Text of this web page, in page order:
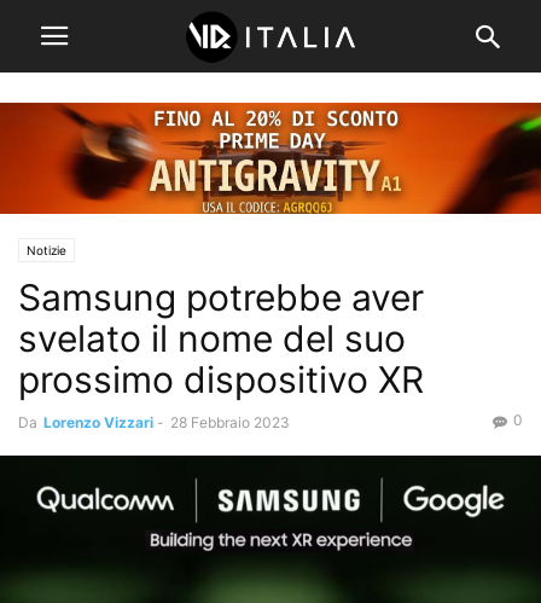
Notizie
Samsung potrebbe aver
svelato il nome del suo
prossimo dispositivo XR
Da Lorenzo Vizzari - 28 Febbraio 2023 0